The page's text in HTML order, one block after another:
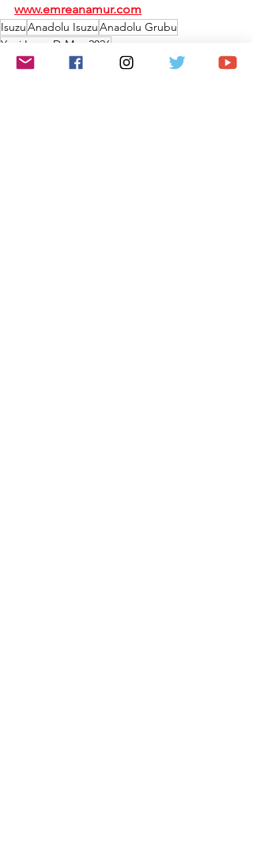
www.emreanamur.com
IsuzuAnadolu IsuzuAnadolu Grubu
Yeni Isuzu D-Max 2026
Otomotiv